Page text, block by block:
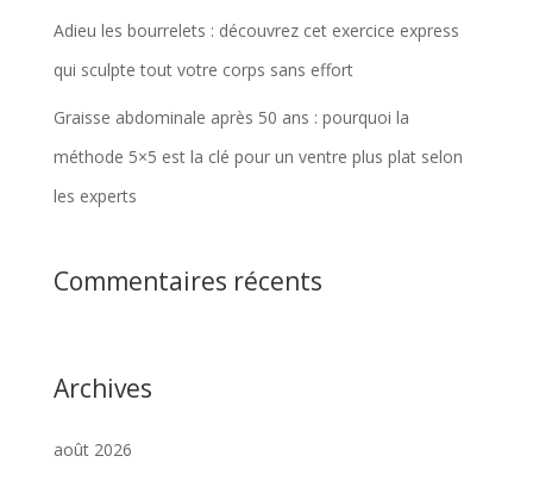
Adieu les bourrelets : découvrez cet exercice express
qui sculpte tout votre corps sans effort
Graisse abdominale après 50 ans : pourquoi la
méthode 5×5 est la clé pour un ventre plus plat selon
les experts
Commentaires récents
Archives
août 2026